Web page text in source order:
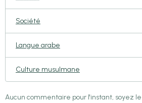
Société
Langue arabe
Culture musulmane
Aucun commentaire pour l'instant, soyez